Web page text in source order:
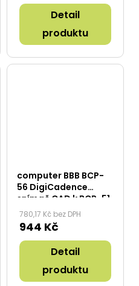
Detail
produktu
computer BBB BCP-
56 DigiCadence
snímač CAD k BCP-51
780,17 Kč bez DPH
944 Kč
Detail
produktu